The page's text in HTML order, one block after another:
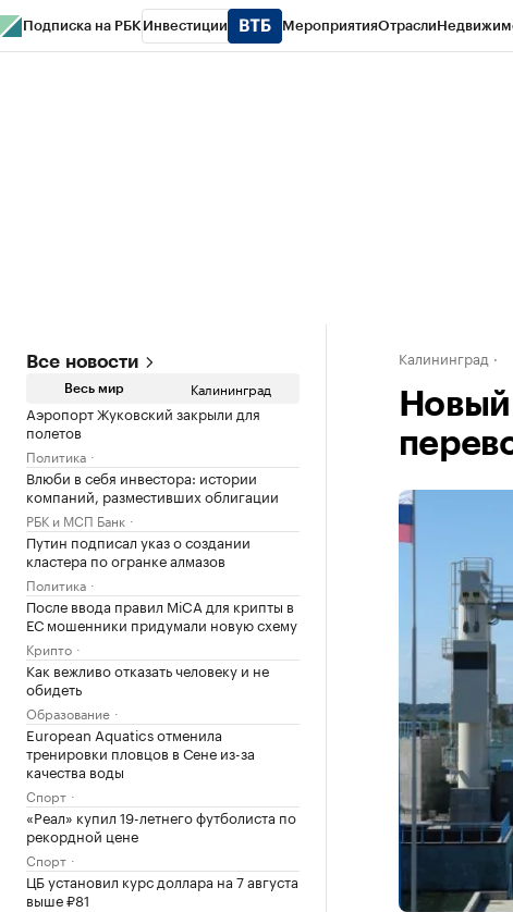
Подписка на РБК Инвестиции МероприятияОтрасли
Все новости
Весь мир Калининград
Аэропорт Жуковский закрыли для
полетов
Политика
Влюби в себя инвестора: истории
компаний, разместивших облигации
РБК и МСП Банк
Путин подписал указ о создании
кластера по огранке алмазов
Политика
После ввода правил MiCA для крипты в
ЕС мошенники придумали новую схему
Крипто
Как вежливо отказать человеку и не
обидеть
Образование
European Aquatics отменила
тренировки пловцов в Сене из-за
качества воды
Спорт
«Реал» купил 19-летнего футболиста по
рекордной цене
Спорт
ЦБ установил курс доллара на 7 августа
выше ₽81
Калининград